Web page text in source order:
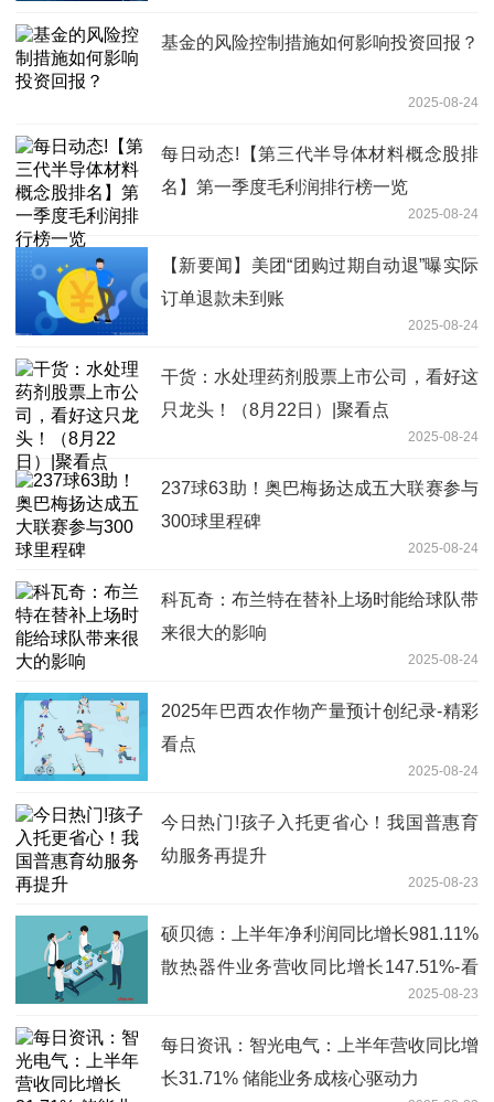
基金的风险控制措施如何影响投资回报？
2025-08-24
每日动态!【第三代半导体材料概念股排
名】第一季度毛利润排行榜一览
2025-08-24
【新要闻】美团“团购过期自动退”曝实际
订单退款未到账
2025-08-24
干货：水处理药剂股票上市公司，看好这
只龙头！（8月22日）|聚看点
2025-08-24
237球63助！奥巴梅扬达成五大联赛参与
300球里程碑
2025-08-24
科瓦奇：布兰特在替补上场时能给球队带
来很大的影响
2025-08-24
2025年巴西农作物产量预计创纪录-精彩
看点
2025-08-24
今日热门!孩子入托更省心！我国普惠育
幼服务再提升
2025-08-23
硕贝德：上半年净利润同比增长981.11%
散热器件业务营收同比增长147.51%-看
2025-08-23
每日资讯：智光电气：上半年营收同比增
长31.71% 储能业务成核心驱动力